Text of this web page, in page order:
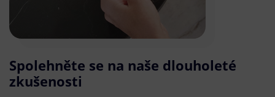
Spolehněte se na naše dlouholeté
zkušenosti